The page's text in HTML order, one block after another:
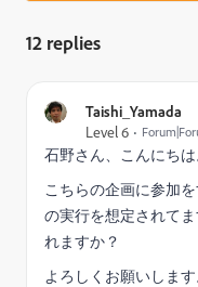
12 replies
Taishi_Yamada
Level 6
石野さん、こんにちは
こちらの企画に参加
の実行を想定されて
れますか？
よろしくお願いします